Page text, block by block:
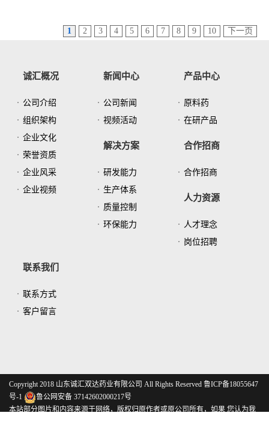
续携手并肩，在崭新的2026年书写更多温暖篇章！ 致诚...
1 2 3 4 5 6 7 8 9 10 下一页
诚汇概况
公司介绍
组织架构
企业文化
荣誉资质
企业风采
企业视频
新闻中心
公司新闻
视频活动
产品中心
原料药
在研产品
解决方案
研发能力
生产体系
质量控制
环保能力
合作招商
合作招商
人力资源
人才理念
岗位招聘
联系我们
联系方式
客户留言
Copyright 2018 山东诚汇双达药业有限公司 All Rights Reserved 鲁ICP备18055647
号-1
鲁公网安备 37142602000217号
本站部分图片和内容来源于网络，版权归原作者或原公司所有，如果 您认为我